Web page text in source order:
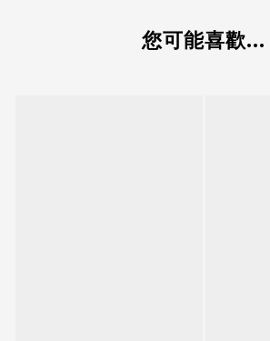
您可能喜歡...